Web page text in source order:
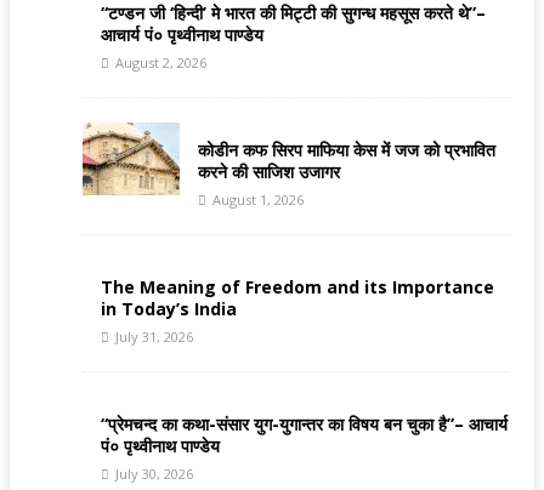
“टण्डन जी ‘हिन्दी’ मे भारत की मिट्टी की सुगन्ध महसूस करते थे”–
आचार्य पं० पृथ्वीनाथ पाण्डेय
August 2, 2026
कोडीन कफ सिरप माफिया केस में जज को प्रभावित
करने की साजिश उजागर
August 1, 2026
The Meaning of Freedom and its Importance
in Today’s India
July 31, 2026
“प्रेमचन्द का कथा-संसार युग-युगान्तर का विषय बन चुका है”– आचार्य
पं० पृथ्वीनाथ पाण्डेय
July 30, 2026